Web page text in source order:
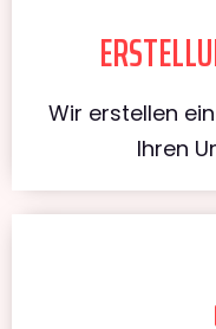
Wir erstellen
Ihren